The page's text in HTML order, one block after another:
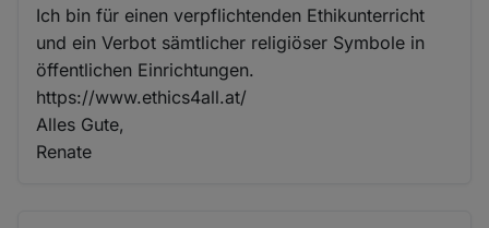
Ich bin für einen verpflichtenden Ethikunterricht
und ein Verbot sämtlicher religiöser Symbole in
öffentlichen Einrichtungen.
https://www.ethics4all.at/
Alles Gute,
Renate